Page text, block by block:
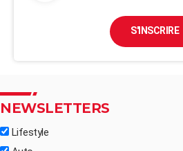
S'INSCRIRE
NEWSLETTERS
Lifestyle